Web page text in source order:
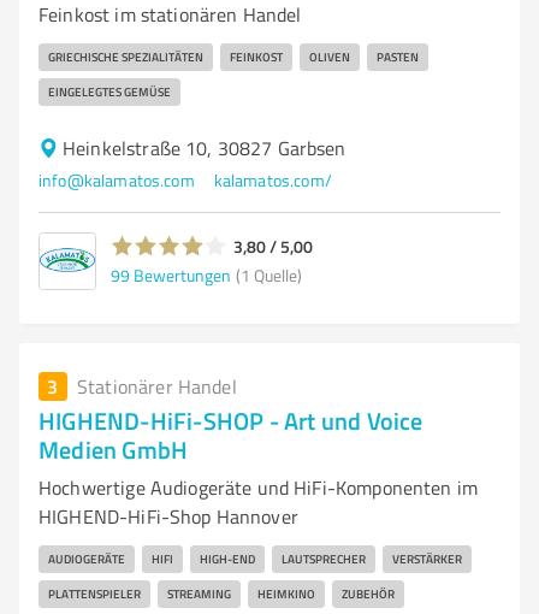
Feinkost im stationären Handel
GRIECHISCHE SPEZIALITÄTEN FEINKOST OLIVEN PASTEN
EINGELEGTES GEMÜSE
Heinkelstraße 10, 30827 Garbsen
info@kalamatos.com kalamatos.com/
3,80 / 5,00
99 Bewertungen (1 Quelle)
3 Stationärer Handel
HIGHEND-HiFi-SHOP - Art und Voice
Medien GmbH
Hochwertige Audiogeräte und HiFi-Komponenten im
HIGHEND-HiFi-Shop Hannover
AUDIOGERÄTE HIFI HIGH-END LAUTSPRECHER VERSTÄRKER
PLATTENSPIELER STREAMING HEIMKINO ZUBEHÖR